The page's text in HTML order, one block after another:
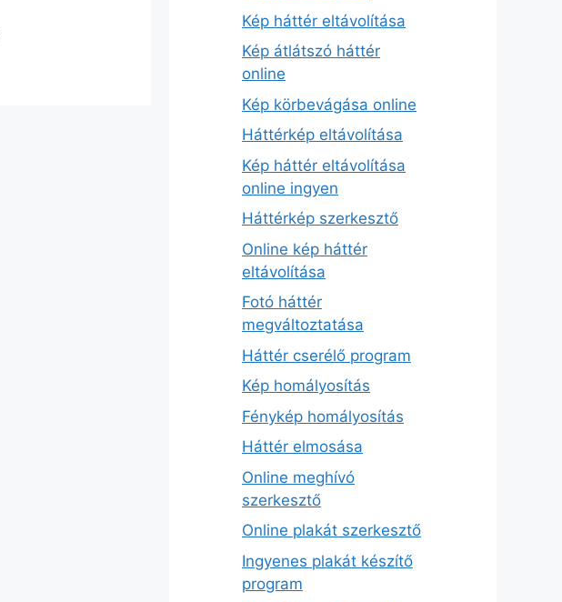
Kép háttér eltávolítása
Kép átlátszó háttér
online
Kép körbevágása online
Háttérkép eltávolítása
Kép háttér eltávolítása
online ingyen
Háttérkép szerkesztő
Online kép háttér
eltávolítása
Fotó háttér
megváltoztatása
Háttér cserélő program
Kép homályosítás
Fénykép homályosítás
Háttér elmosása
Online meghívó
szerkesztő
Online plakát szerkesztő
Ingyenes plakát készítő
program